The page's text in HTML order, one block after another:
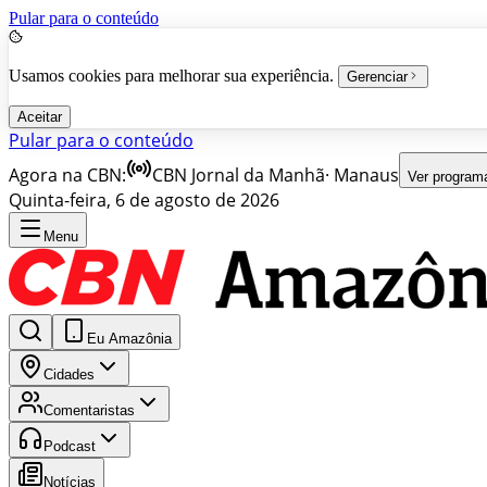
Pular para o conteúdo
Usamos cookies para melhorar sua experiência. Gerenciar
Aceitar
Pular para o conteúdo
Agora na CBN:
CBN Jornal da Manhã· Manaus Ver
Quinta-feira, 6 de agosto de 2026
Menu
Eu Amazônia
Cidades
Comentaristas
Podcast
Notícias